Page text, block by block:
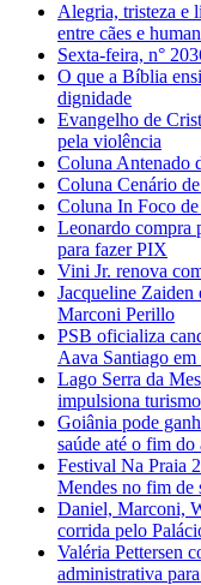
Alegria, tristeza e
entre cães e
Sexta-feira, n°
O que a Bíblia
dignidade
Evangelho de
pela violência
Coluna Antenado
Coluna Cenário
Coluna In Foco
Leonardo compra
para fazer PIX
Vini Jr. renova
Jacqueline Zaiden
Marconi Perillo
PSB oficializa
Aava Santiago em
Lago Serra da
impulsiona
Goiânia pode
saúde até o fim do
Festival Na Praia
Mendes no fim de
Daniel, Marconi,
corrida pelo
Valéria Pettersen
administrativa